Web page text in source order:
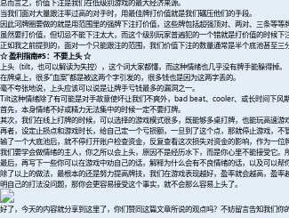
总而言之，价值下注是我们在低级别游戏的最大经济来源。
当我们面对大量跟注率过高的对手时，用最佳牌打价值就是我们碾压他们的手段。
因此河牌圈要做的就是用范围里的强牌下注打价值，这些牌包括超强顶对、两对、三条等
虽然要打价值，但切忌不能下注太大，而这个级别玩家普遍犯的一个错就是打价值的时候下
正如我之前提到的，面对一个只能跟注的范围，我们价值下注的数量通常是半个底池甚至三
☆ 盈利指南#5：不要上头 ☆
上头（tilt，也可以解读为失控），这个词大家都懂，而这种情绪也几乎没有牌手能躲得掉。
在牌桌上，很多“血案”都是被这两个字引发的，很多钱也是因为这两字丢的。
毫不夸张地说，上头应该可以说是让牌手亏钱最多的漏洞之一。
Tilt这种情绪除了有可能是对手故意使坏让我们不爽外，bad beat、cooler、或长时间下风
首先，本身情绪不好或精力无法集中的时候一定不要打牌。
其次，我们在线上打牌的时候，可以选择的游戏模式很多，既能够多桌打牌，也能玩高速
再者，设定止损点和游戏时长，给自己定一个亏损额，一旦到了这个点，那就停止游戏，
输了一个大底池后，就不停打开账户检查资金，反复查看这次损失对资金的影响，作为一位
我们要学会做情绪的主人，你之所以会上头，原因不是经历水下，而是你心里不能接受它
最后，再写下一些你可以在游戏中劝自己的话，解释为什么会有不良情绪的话，以及可以帮
除了以上的做法，最根本的还是努力提高牌技，我们在游戏表现越好，盈率就会越高，盈
明自己的打法没问题，那你会更容易接受这个事实，就不会那么容易上头了。
好了，今天的内容就分享到这里了，你们赞同这篇文章所说的观点吗？不妨留言告知我们你